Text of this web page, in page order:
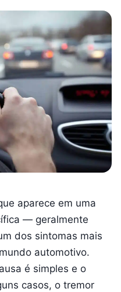
aparece em uma
— geralmente
dos sintomas mais
automotivo.
é simples e o
casos, o tremor